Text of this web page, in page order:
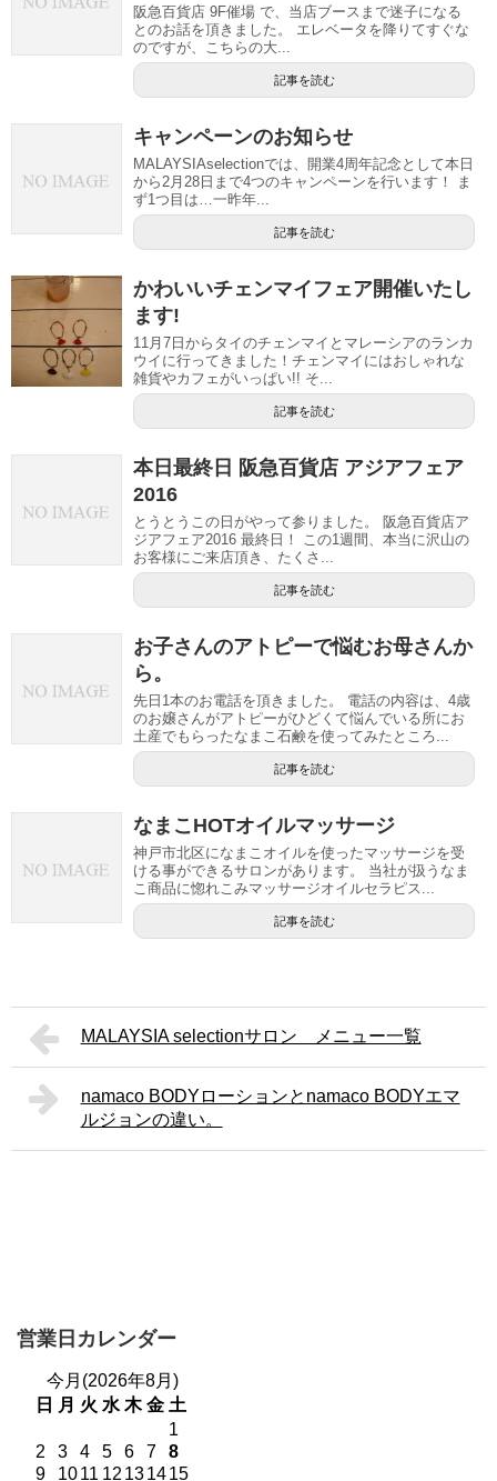
阪急百貨店 9F催場 で、当店ブースまで迷子になる
とのお話を頂きました。 エレベータを降りてすぐな
のですが、こちらの大...
記事を読む
キャンペーンのお知らせ
MALAYSIAselectionでは、開業4周年記念として本日
から2月28日まで4つのキャンペーンを行います！ ま
ず1つ目は…一昨年...
記事を読む
かわいいチェンマイフェア開催いたし
ます!
11月7日からタイのチェンマイとマレーシアのランカ
ウイに行ってきました！チェンマイにはおしゃれな
雑貨やカフェがいっぱい!! そ...
記事を読む
本日最終日 阪急百貨店 アジアフェア
2016
とうとうこの日がやって参りました。 阪急百貨店ア
ジアフェア2016 最終日！ この1週間、本当に沢山の
お客様にご来店頂き、たくさ...
記事を読む
お子さんのアトピーで悩むお母さんか
ら。
先日1本のお電話を頂きました。 電話の内容は、4歳
のお嬢さんがアトピーがひどくて悩んでいる所にお
土産でもらったなまこ石鹸を使ってみたところ...
記事を読む
なまこHOTオイルマッサージ
神戸市北区になまこオイルを使ったマッサージを受
ける事ができるサロンがあります。 当社が扱うなま
こ商品に惚れこみマッサージオイルセラピス...
記事を読む
MALAYSIA selectionサロン メニュー一覧
namaco BODYローションとnamaco BODYエマ
ルジョンの違い。
営業日カレンダー
今月(2026年8月)
日
月 火 水 木 金 土
1
2
3 4 5 6 7
8
9
1011 12 131415